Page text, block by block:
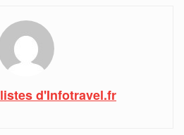
d'Infotravel.fr